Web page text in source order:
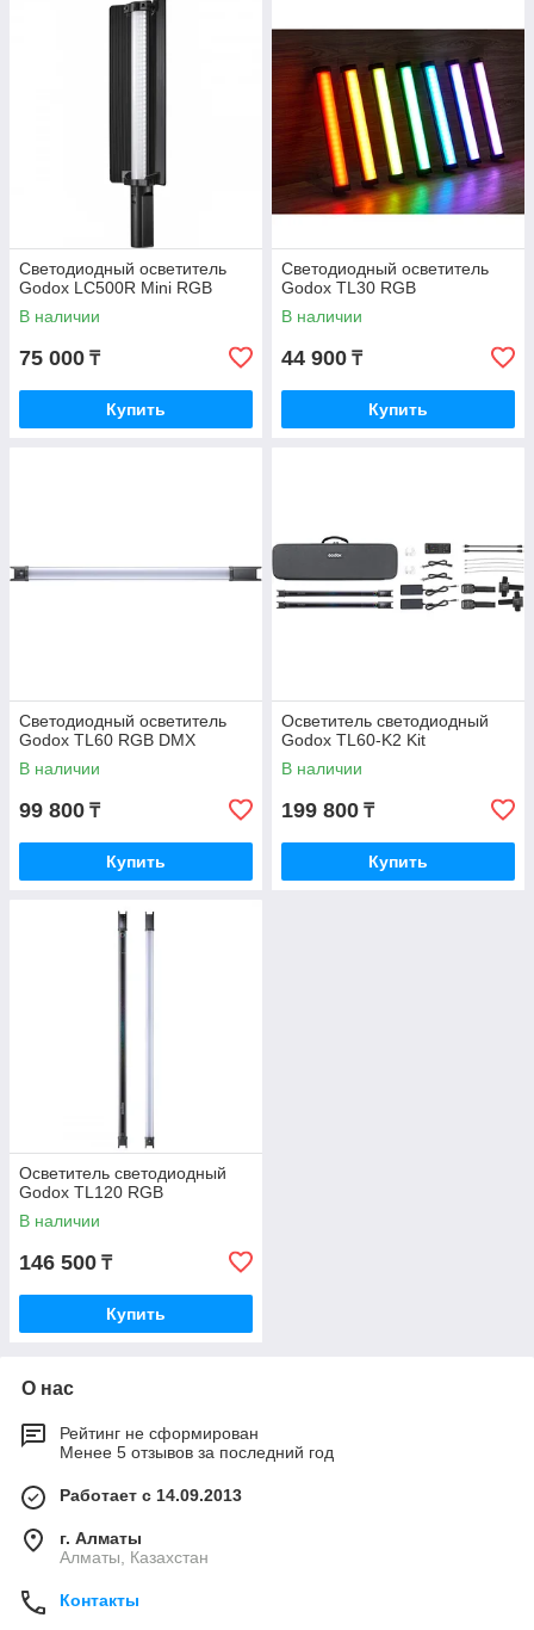
Светодиодный осветитель
Godox LC500R Mini RGB
В наличии
75 000 ₸
Купить
Светодиодный осветитель
Godox TL30 RGB
В наличии
44 900 ₸
Купить
Светодиодный осветитель
Godox TL60 RGB DMX
В наличии
99 800 ₸
Купить
Осветитель светодиодный
Godox TL60-K2 Kit
В наличии
199 800 ₸
Купить
Осветитель светодиодный
Godox TL120 RGB
В наличии
146 500 ₸
Купить
О нас
Рейтинг не сформирован
Менее 5 отзывов за последний год
Работает с 14.09.2013
г. Алматы
Алматы, Казахстан
Контакты